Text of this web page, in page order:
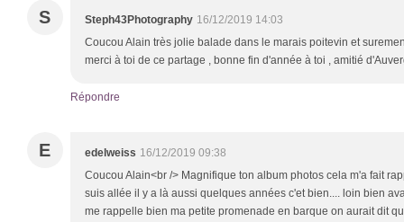
S Steph43Photography 16/12/2019 14:03
Coucou Alain très jolie balade dans le marais poitevin et
merci à toi de ce partage , bonne fin d'année à toi , amitié
Répondre
E edelweiss 16/12/2019 09:38
Coucou Alain<br /> Magnifique ton album photos cela m'a fait
suis allée il y a là aussi quelques années c'et bien.... loin bien
me rappelle bien ma petite promenade en barque on aurait dit